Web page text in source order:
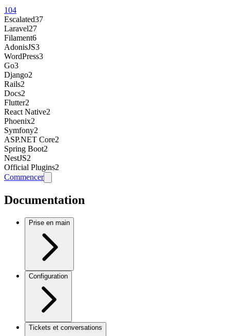
104
Escalated37
Laravel27
Filament6
AdonisJS3
WordPress3
Go3
Django2
Rails2
Docs2
Flutter2
React Native2
Phoenix2
Symfony2
ASP.NET Core2
Spring Boot2
NestJS2
Official Plugins2
Commencer
Documentation
Prise en main
Configuration
Tickets et conversations